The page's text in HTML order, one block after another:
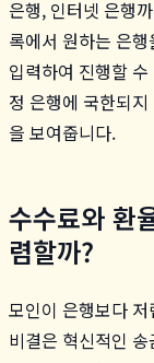
은행, 인터넷 은행
록에서 원하는 은
입력하여 진행할
정 은행에 국한되
을 보여줍니다.
수수료와 환
렴할까?
모인이 은행보다
비결은 혁신적인